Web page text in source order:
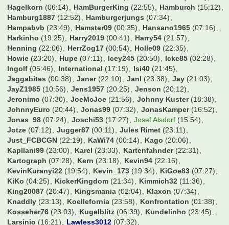
EP-GH(07:31) ESVAUWE(06:29) EgalWohin09(00:19)
Eggi91(23:09) Eiduda(12:04) Eik01(20:07) EisTee
Ekken(23:13) ElBarto(06:47) Erenmann(07:32)
Escape80 (06:20) Esse1909 (19:48) Essen U-Haft(00:53)
Exorzischt(23:18) F2dP(20:49) FCB96(00:22)
FCK1900(23:33) FL-Borusse(06:49) Falien
(23:04)
FeSch (07:05) Felix00(23:30) Filzius(21:28)
Finale Oho (18:17) Finne123(18:14) Fire4Bayern(07:34)
Firlefanz(20:13) FlexoFCB(15:27) Flingern1895 (06:27)
FlinkeFlasche(07:23) Flo0906(01:06) FloArsenal06(19:32)
Flosse1909(04:57) Flummi89 (23:22) Fohlen83(22:35)
Folienfuchs(23:28) Fossi(19:54) Frank(00:24)
Franzel123 (06:35) Freakfer(06:31) Freddy24(15:48)
FreiburgerUltra(17:45) Fummelkönig(13:02)
Fussballexperte10
(00:29) Fußballmaster007(07:28)
Förbsen(14:32) GRis7971(01:06) GUMBO(07:23)
GW1900(20:49) Gagsen09(10:56) Galasek(14:09)
GarretHSV(20:28) Gaustl(20:38) Gazelle(19:14)
Gegge(07:15) Georg1911(01:23) Gidde(22:39)
Gladbachschanki(22:06) Go23(21:31) GoleoXI(09:59)
Golgolgol(21:31) GroundhoppingMalte(23:52)
Gundi09 (02:36) Hadern60(21:23) Haeaeschdner